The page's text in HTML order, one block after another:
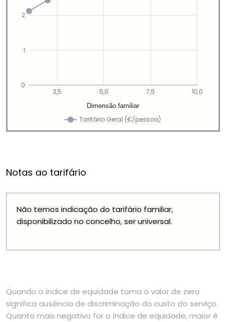
Tarifário Geral (€/pessoa)
2,5 5,0 7,5 10,0
0
1
2
Dimensão familiar
Notas ao tarifário
Não temos indicação do tarifário familiar,
disponibilizado no concelho, ser universal.
Quando o índice de equidade toma o valor de zero
significa ausência de discriminação do custo do serviço.
Quanto mais negativo for o índice de equidade, maior é